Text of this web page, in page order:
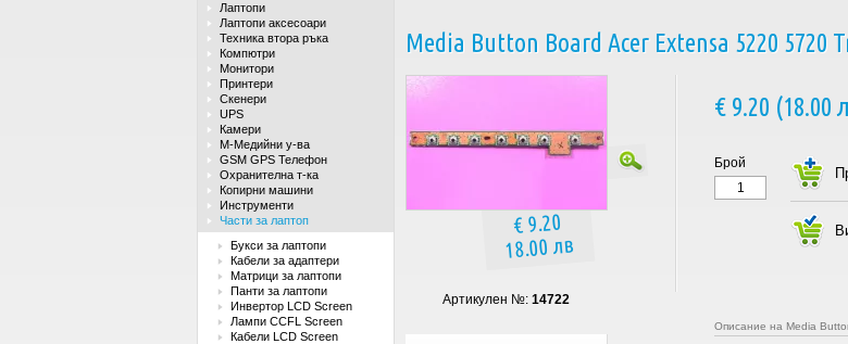
Лаптопи
Лаптопи аксесоари
Техника втора ръка
Компютри
Монитори
Принтери
Скенери
UPS
Камери
М-Медийни у-ва
GSM GPS Телефон
Охранителна т-ка
Копирни машини
Инструменти
Части за лаптоп
Букси за лаптопи
Кабели за адаптери
Матрици за лаптопи
Панти за лаптопи
Инвертор LCD Screen
Лампи CCFL Screen
Кабели LCD Screen
Media Button Board Acer Extensa 5220 5720
€ 9.20
18.00 лв
Артикулен №: 14722
€ 9.20 (18.00
Брой
Описание на Media